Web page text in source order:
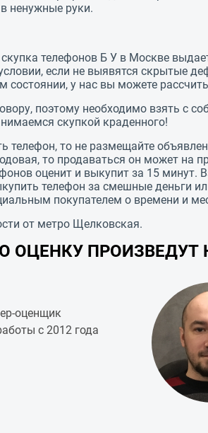
ненужные руки.
телефонов Б У в Москве
если не выявятся скрытые
состоянии, у нас вы можете
поэтому необходимо взять с
скупкой краденного!
телефон, то не размещайте
то продаваться он может на
оценит и выкупит за 15 минут.
телефон за смешные деньги
покупателем о времени и
от метро Щелковская.
ОЦЕНКУ
оценщик
с 2012 года